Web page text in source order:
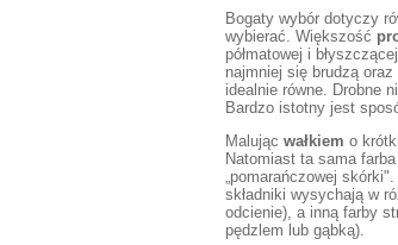
Bogaty wybór dotyczy
wybierać. Większość
półmatowej i
najmniej się brudzą oraz
idealnie równe. Drobne
Bardzo istotny jest
Malując wałkiem o
Natomiast ta sama
„pomarańczowej
składniki wysychają w
odcienie), a inną farby
pędzlem lub gąbką).